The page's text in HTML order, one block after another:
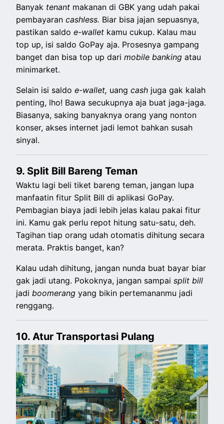
Banyak tenant makanan di GBK yang udah pakai
pembayarancashless. Biar bisa jajan sepuasnya,
pastikan saldoe-wallet kamu cukup. Kalau mau
top up, isi saldo GoPay aja. Prosesnya gampang
banget dan bisa top up darimobile bankingatau
minimarket.
Selain isi saldoe-wallet, uangcash juga gak kalah
penting, lho! Bawa secukupnya aja buat jaga-jaga.
Biasanya, saking banyaknya orang yang nonton
konser, akses internet jadi lemot bahkan susah
sinyal.
9. Split Bill Bareng Teman
Waktu lagi beli tiket bareng teman, jangan lupa
manfaatin fitur Split Bill di aplikasi GoPay.
Pembagian biaya jadi lebih jelas kalau pakai fitur
ini. Kamu gak perlu repot hitung satu-satu, deh.
Tagihan tiap orang udah otomatis dihitung secara
merata. Praktis banget, kan?
Kalau udah dihitung, jangan nunda buat bayar biar
gak jadi utang. Pokoknya, jangan sampaisplit bill
jadiboomerangyang bikin pertemananmu jadi
renggang.
10. Atur Transportasi Pulang